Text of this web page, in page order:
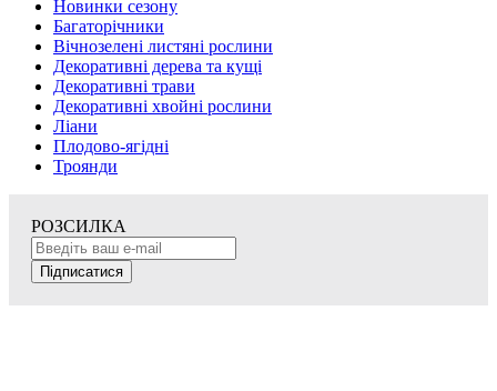
Новинки сезону
Багаторічники
Вічнозелені листяні рослини
Декоративні дерева та кущі
Декоративні трави
Декоративні хвойні рослини
Ліани
Плодово-ягідні
Троянди
РОЗСИЛКА
Підписатися